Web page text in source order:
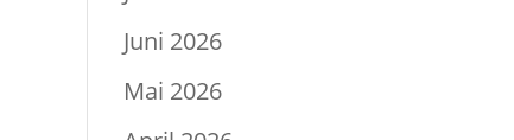
Juni 2026
Mai 2026